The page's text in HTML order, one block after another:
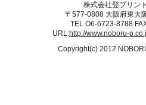
株式会社登プリン
〒577-0808 大阪府東大
TEL O6-6723-8788
URL:http://www.noboru-
Copyright(c) 2012